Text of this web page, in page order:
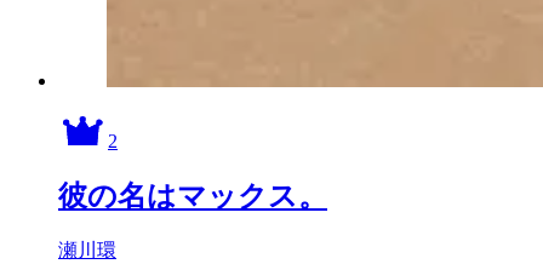
2
彼の名はマックス。
瀬川環